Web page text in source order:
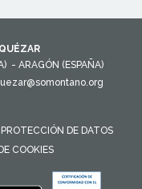
- ARAGÓN (ESPAÑA)
PROTECCIÓN DE DATOS
COOKIES